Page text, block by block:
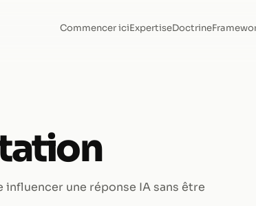
Commencer iciExpertiseDoctrine
une réponse IA sans être